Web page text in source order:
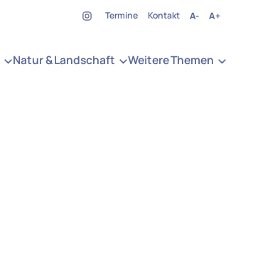
Termine Kontakt A- A+
Natur & Landschaft Weitere Themen